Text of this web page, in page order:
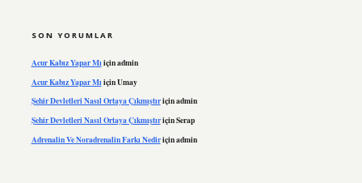
SON YORUMLAR
Acur Kabız Yapar Mıiçinadmin
Acur Kabız Yapar Mı içinUmay
Şehir Devletleri Nasıl Ortaya Çıkmıştıriçinadmin
Şehir Devletleri Nasıl Ortaya ÇıkmıştıriçinSerap
Adrenalin Ve Noradrenalin Farkı Nediriçinadmin